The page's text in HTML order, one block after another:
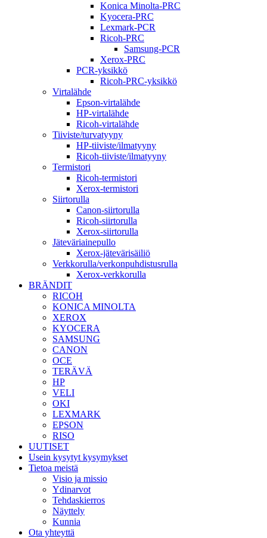
Konica Minolta-PRC
Kyocera-PRC
Lexmark-PCR
Ricoh-PRC
Samsung-PCR
Xerox-PRC
PCR-yksikkö
Ricoh-PRC-yksikkö
Virtalähde
Epson-virtalähde
HP-virtalähde
Ricoh-virtalähde
Tiiviste/turvatyyny
HP-tiiviste/ilmatyyny
Ricoh-tiiviste/ilmatyyny
Termistori
Ricoh-termistori
Xerox-termistori
Siirtorulla
Canon-siirtorulla
Ricoh-siirtorulla
Xerox-siirtorulla
Jäteväriainepullo
Xerox-jätevärisäiliö
Verkkorulla/verkonpuhdistusrulla
Xerox-verkkorulla
BRÄNDIT
RICOH
KONICA MINOLTA
XEROX
KYOCERA
SAMSUNG
CANON
OCE
TERÄVÄ
HP
VELI
OKI
LEXMARK
EPSON
RISO
UUTISET
Usein kysytyt kysymykset
Tietoa meistä
Visio ja missio
Ydinarvot
Tehdaskierros
Näyttely
Kunnia
Ota yhteyttä